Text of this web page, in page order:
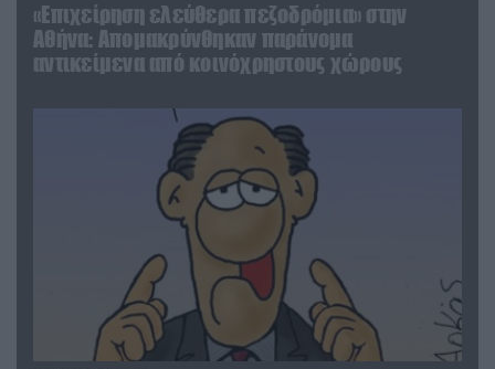
«Επιχείρηση ελεύθερα πεζοδρόμια» στην
Αθήνα: Απομακρύνθηκαν παράνομα
αντικείμενα από κοινόχρηστους χώρους